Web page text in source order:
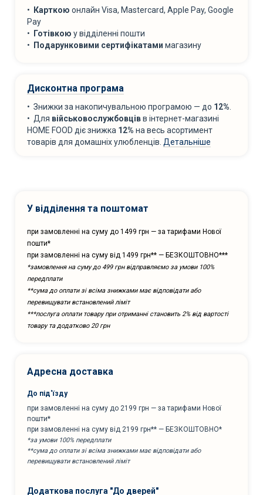
• Карткою онлайн Visa, Mastercard, Apple Pay, Google
Pay
• Готівкою у відділенні пошти
• Подарунковими сертифікатами магазину
Дисконтна програма
• Знижки за накопичувальною програмою — до 12%
• Для військовослужбовцівв інтернет-магазині
HOME FOOD діє знижка 12% на весь асортимент
товарів для домашніх улюбленців. Детальніше
У відділення та поштомат
при замовленні на суму до 1499 грн — за тарифами Нової
пошти*
при замовленні на суму від 1499 грн** — БЕЗКОШТОВНО***
*замовлення на суму до 499 грн відправляємо за умови 100%
передплати
**сума до оплати зі всіма знижками має відповідати або
перевищувати встановлений ліміт
***послуга оплати товару при отриманні становить 2% від вартості
товару та додатково 20 грн
Адресна доставка
До під'їзду
при замовленні на суму до 2199 грн — за тарифами Нової
пошти*
при замовленні на суму від 2199 грн** — БЕЗКОШТОВНО*
*за умови 100% передплати
**сума до оплати зі всіма знижками має відповідати або
перевищувати встановлений ліміт
Додаткова послуга "До дверей"